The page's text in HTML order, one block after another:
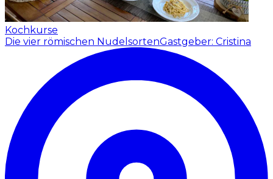
Kochkurse
Die vier römischen NudelsortenGastgeber: Cristina